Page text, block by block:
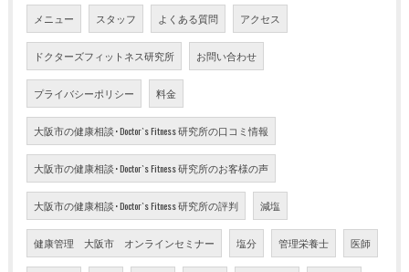
メニュー スタッフ よくある質問 アクセス
ドクターズフィットネス研究所 お問い合わせ
プライバシーポリシー 料金
大阪市の健康相談･Doctor`s Fitness 研究所の口コミ情報
大阪市の健康相談･Doctor`s Fitness 研究所のお客様の声
大阪市の健康相談･Doctor`s Fitness 研究所の評判 減塩
健康管理 大阪市 オンラインセミナー 塩分 管理栄養士 医師